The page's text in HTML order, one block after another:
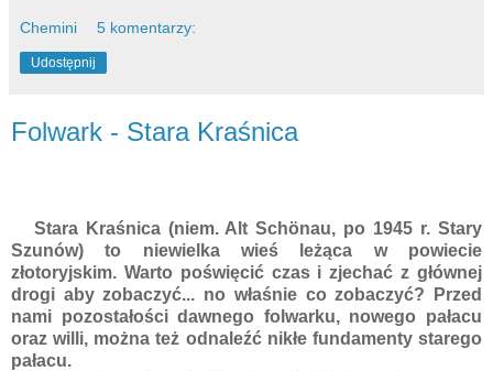
Chemini 5 komentarzy:
Udostępnij
Folwark - Stara Kraśnica
Stara Kraśnica (niem. Alt Schönau, po 1945 r. Stary
Szunów) to niewielka wieś leżąca w powiecie
złotoryjskim. Warto poświęcić czas i zjechać z głównej
drogi aby zobaczyć... no właśnie co zobaczyć? Przed
nami pozostałości dawnego folwarku, nowego pałacu
oraz willi, można też odnaleźć nikłe fundamenty starego
pałacu.